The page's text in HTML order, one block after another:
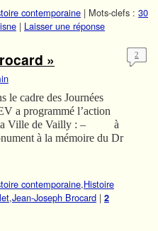
contemporaine | Mots-clefs : 30
| Laisser une réponse
» 2
le cadre des Journées
a programmé l’action
la Ville de Vailly : – à
à la mémoire du Dr
contemporaine,Histoire
,Jean-Joseph Brocard | 2